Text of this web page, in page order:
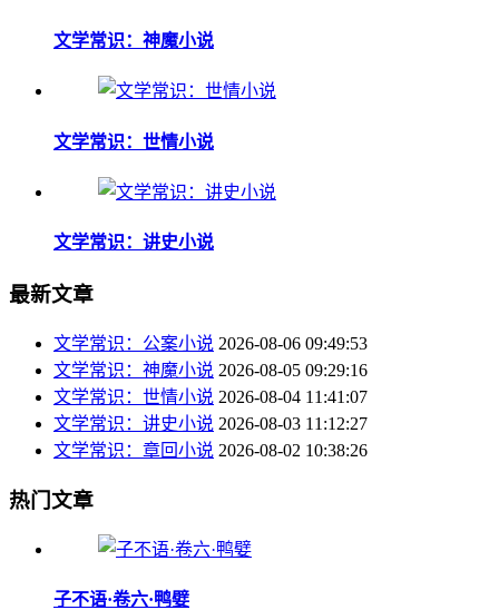
文学常识：神魔小说
文学常识：世情小说
文学常识：讲史小说
最新文章
文学常识：公案小说 2026-08-06 09:49:53
文学常识：神魔小说 2026-08-05 09:29:16
文学常识：世情小说 2026-08-04 11:41:07
文学常识：讲史小说 2026-08-03 11:12:27
文学常识：章回小说 2026-08-02 10:38:26
热门文章
子不语·卷六·鸭嬖